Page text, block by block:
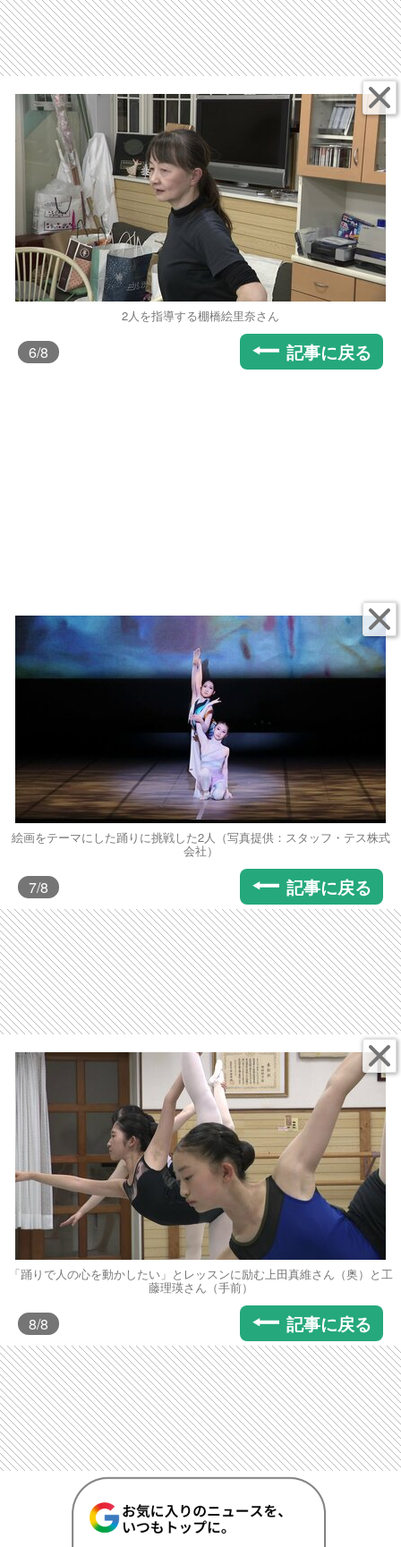
2人を指導する棚橋絵里奈さん
6/8 記事に戻る
絵画をテーマにした踊りに挑戦した2人（写真提供：スタッフ・テス株式
会社）
7/8 記事に戻る
「踊りで人の心を動かしたい」とレッスンに励む上田真維さん（奥）と工
藤理瑛さん（手前）
8/8 記事に戻る